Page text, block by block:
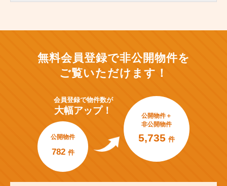
無料会員登録で非公開物件を
ご覧いただけます！
会員登録で物件数が
大幅アップ！
公開物件
782 件
公開物件＋
非公開物件
5,735 件